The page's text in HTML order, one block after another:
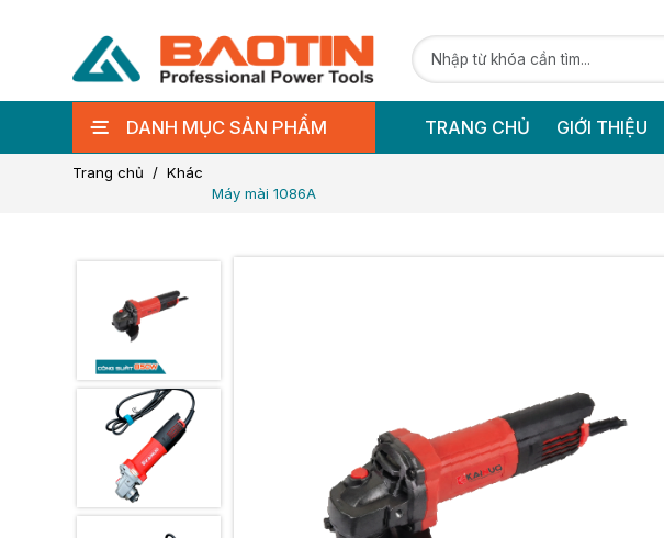
DANH MỤC SẢN PHẨM TRANG CHỦ GIỚI THIỆU
Trang chủ
Khác
Máy mài 1086A